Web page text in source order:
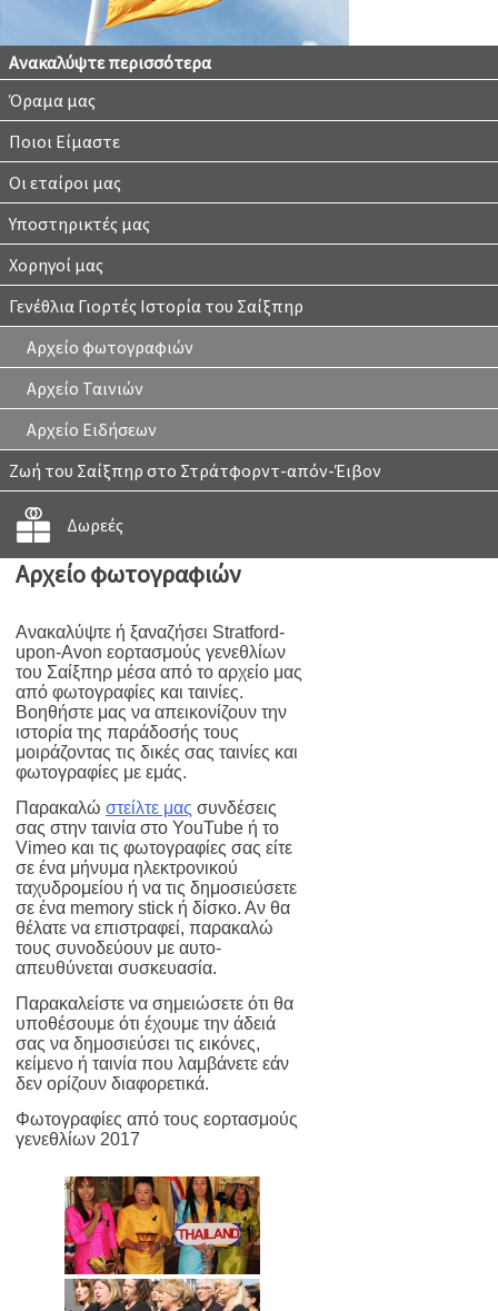
Ανακαλύψτε περισσότερα
Όραμα μας
Ποιοι Είμαστε
Οι εταίροι μας
Υποστηρικτές μας
Χορηγοί μας
Γενέθλια Γιορτές Ιστορία του Σαίξπηρ
Αρχείο φωτογραφιών
Αρχείο Ταινιών
Αρχείο Ειδήσεων
Ζωή του Σαίξπηρ στο Στράτφορντ-απόν-Έιβον
Δωρεές
Αρχείο φωτογραφιών
Ανακαλύψτε ή ξαναζήσει Stratford-
upon-Avon εορτασμούς γενεθλίων
του Σαίξπηρ μέσα από το αρχείο μας
από φωτογραφίες και ταινίες.
Βοηθήστε μας να απεικονίζουν την
ιστορία της παράδοσής τους
μοιράζοντας τις δικές σας ταινίες και
φωτογραφίες με εμάς.
Παρακαλώ στείλτε μας συνδέσεις
σας στην ταινία στο YouTube ή το
Vimeo και τις φωτογραφίες σας είτε
σε ένα μήνυμα ηλεκτρονικού
ταχυδρομείου ή να τις δημοσιεύσετε
σε ένα memory stick ή δίσκο. Αν θα
θέλατε να επιστραφεί, παρακαλώ
τους συνοδεύουν με αυτο-
απευθύνεται συσκευασία.
Παρακαλείστε να σημειώσετε ότι θα
υποθέσουμε ότι έχουμε την άδειά
σας να δημοσιεύσει τις εικόνες,
κείμενο ή ταινία που λαμβάνετε εάν
δεν ορίζουν διαφορετικά.
Φωτογραφίες από τους εορτασμούς
γενεθλίων 2017